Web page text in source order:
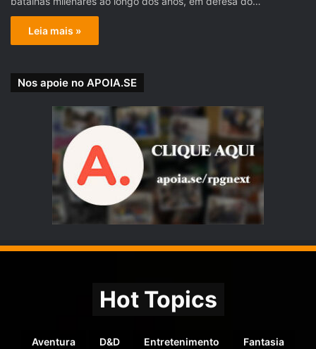
Leia mais »
Nos apoie no APOIA.SE
Hot Topics
Aventura D&D Entretenimento Fantasia